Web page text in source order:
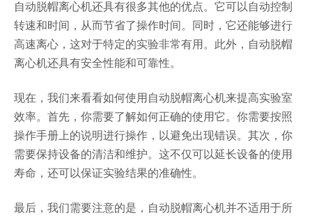
自动脱帽离心机还具有很多其他的优点。它可以自动控制
转速和时间，从而节省了操作时间。同时，它还能够进行
高速离心，这对于特定的实验非常有用。此外，自动脱帽
离心机还具有安全性能和可靠性。
现在，我们来看看如何使用自动脱帽离心机来提高实验室
效率。首先，你需要了解如何正确的使用它。你需要按照
操作手册上的说明进行操作，以避免出现错误。其次，你
需要保持设备的清洁和维护。这不仅可以延长设备的使用
寿命，还可以保证实验结果的准确性。
最后，我们需要注意的是，自动脱帽离心机并不适用于所